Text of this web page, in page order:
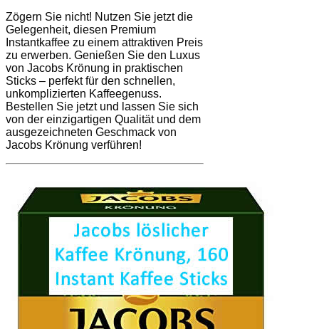
Zögern Sie nicht! Nutzen Sie jetzt die
Gelegenheit, diesen Premium
Instantkaffee zu einem attraktiven Preis
zu erwerben. Genießen Sie den Luxus
von Jacobs Krönung in praktischen
Sticks – perfekt für den schnellen,
unkomplizierten Kaffeegenuss.
Bestellen Sie jetzt und lassen Sie sich
von der einzigartigen Qualität und dem
ausgezeichneten Geschmack von
Jacobs Krönung verführen!